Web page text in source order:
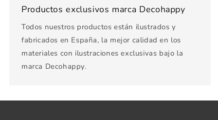
Productos exclusivos marca Decohappy
Todos nuestros productos están ilustrados y
fabricados en España, la mejor calidad en los
materiales con ilustraciones exclusivas bajo la
marca Decohappy.